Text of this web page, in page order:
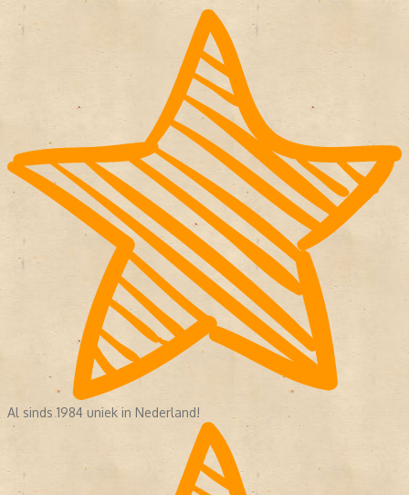
Al sinds 1984 uniek in Nederland!